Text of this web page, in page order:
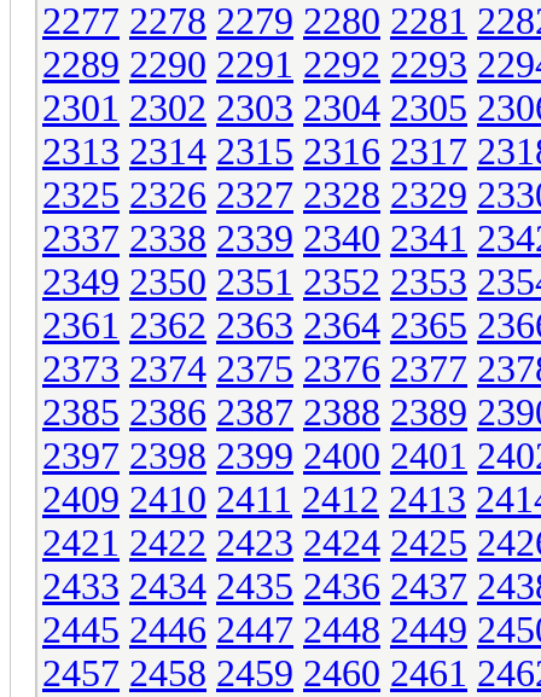
2277 2278 2279 2280 2281
2289 2290 2291 2292 2293
2301 2302 2303 2304 2305
2313 2314 2315 2316 2317
2325 2326 2327 2328 2329
2337 2338 2339 2340 2341
2349 2350 2351 2352 2353
2361 2362 2363 2364 2365
2373 2374 2375 2376 2377
2385 2386 2387 2388 2389
2397 2398 2399 2400 2401
2409 2410 2411 2412 2413
2421 2422 2423 2424 2425
2433 2434 2435 2436 2437
2445 2446 2447 2448 2449
2457 2458 2459 2460 2461